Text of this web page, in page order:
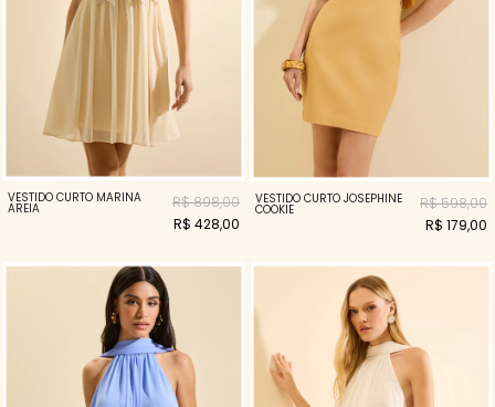
VESTIDO CURTO MARINA
AREIA
R$ 898,00
R$ 428,00
VESTIDO CURTO JOSEPHINE
COOKIE
R$ 598,00
R$ 179,00